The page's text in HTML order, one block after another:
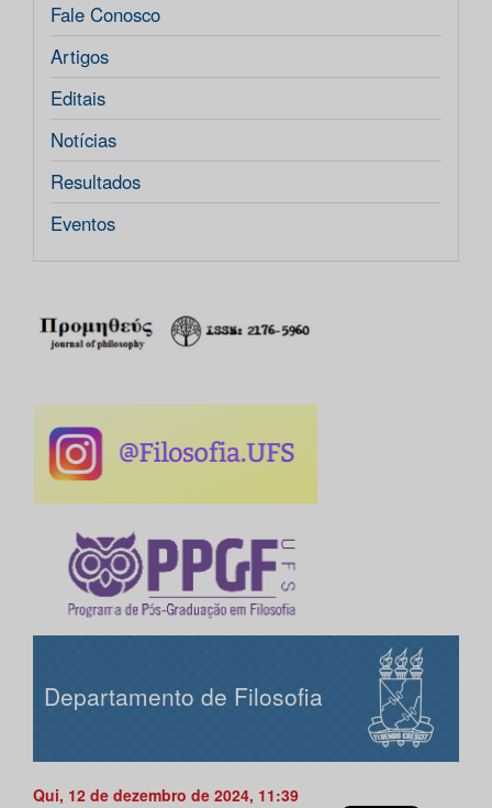
Fale Conosco
Artigos
Editais
Notícias
Resultados
Eventos
Departamento de Filosofia
Qui, 12 de dezembro de 2024, 11:39